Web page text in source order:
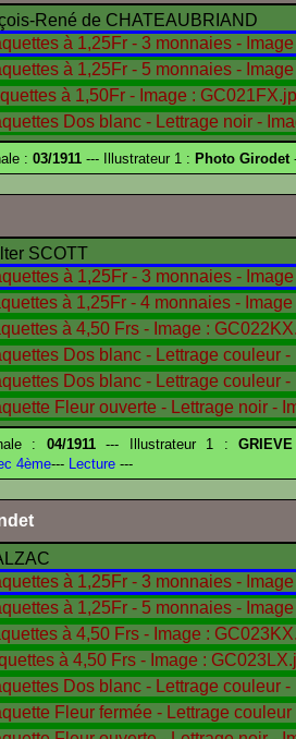
René de CHATEAUBRIAND
: 03/1911 --- Illustrateur 1 : Photo Girodet
SCOTT
: 04/1911--- Illustrateur 1 :
4ème--- Lecture ---